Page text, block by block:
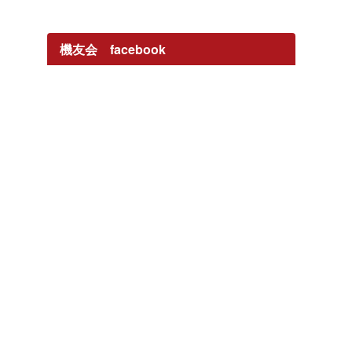
機友会 facebook